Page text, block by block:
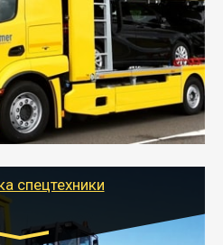
Тайгер Логистик – это
доставить несколько
одну поездку в другой
организует доставку
оптимальный маршрут с
по пути следования.
спецтехники